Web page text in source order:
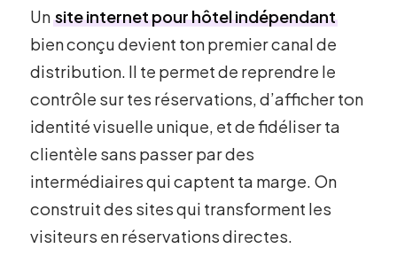
Un site internet pour hôtel indépendant
bien conçu devient ton premier canal de
distribution. Il te permet de reprendre le
contrôle sur tes réservations, d’afficher ton
identité visuelle unique, et de fidéliser ta
clientèle sans passer par des
intermédiaires qui captent ta marge. On
construit des sites qui transforment les
visiteurs en réservations directes.